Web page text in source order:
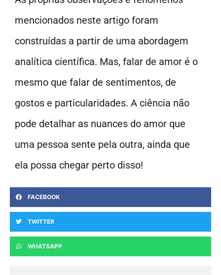
mencionados neste artigo foram
construídas a partir de uma abordagem
analítica científica. Mas, falar de amor é o
mesmo que falar de sentimentos, de
gostos e particularidades. A ciência não
pode detalhar as nuances do amor que
uma pessoa sente pela outra, ainda que
ela possa chegar perto disso!
FACEBOOK
TWITTER
WHATSAPP